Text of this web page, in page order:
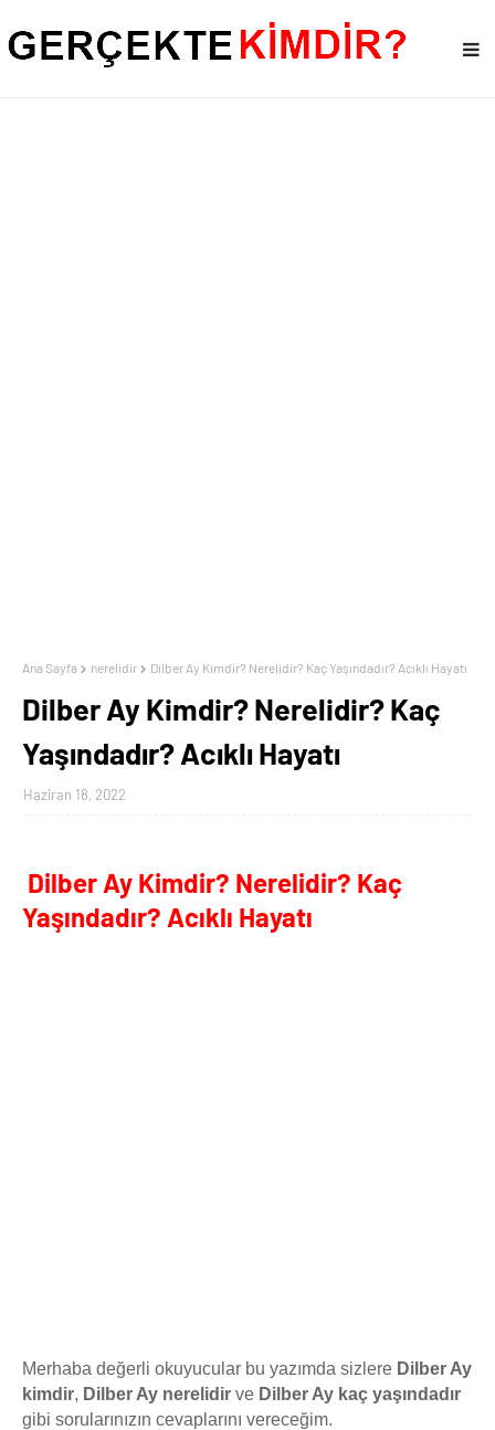
Ana Sayfa nerelidir Dilber Ay Kimdir? Nerelidir? Kaç Yaşındadır? Acıklı Hayatı
Dilber Ay Kimdir? Nerelidir? Kaç
Yaşındadır? Acıklı Hayatı
Haziran 18, 2022
Dilber Ay Kimdir? Nerelidir? Kaç
Yaşındadır? Acıklı Hayatı
Merhaba değerli okuyucular bu yazımda sizlere Dilber Ay
kimdir, Dilber Ay nerelidir ve Dilber Ay kaç yaşındadır
gibi sorularınızın cevaplarını vereceğim.